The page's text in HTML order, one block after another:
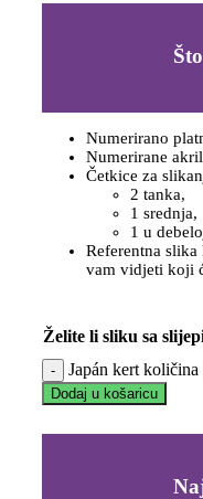
Numerirano
Numerirane
Četkice za
2 tanka,
1 srednja,
1 u
Referentna
vam vidjeti koji
Želite li sliku sa
Japán kert količina
Dodaj u košaricu